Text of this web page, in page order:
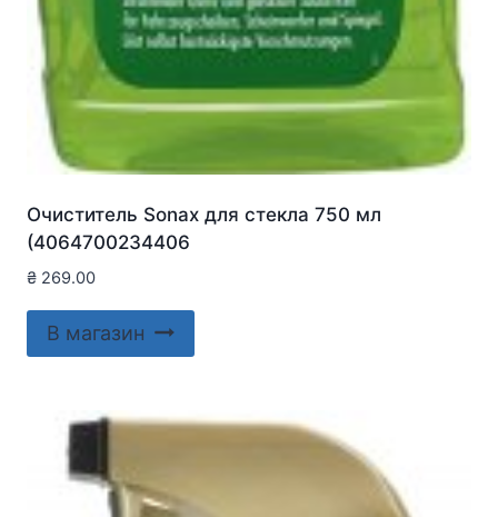
Очиститель Sonax для стекла 750 мл
(4064700234406
₴ 269.00
В магазин